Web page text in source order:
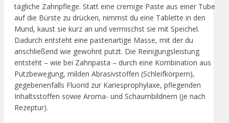
tägliche Zahnpflege. Statt eine cremige Paste aus einer Tube
auf die Bürste zu drücken, nimmst du eine Tablette in den
Mund, kaust sie kurz an und vermischst sie mit Speichel.
Dadurch entsteht eine pastenartige Masse, mit der du
anschließend wie gewohnt putzt. Die Reinigungsleistung
entsteht – wie bei Zahnpasta – durch eine Kombination aus
Putzbewegung, milden Abrasivstoffen (Schleifkörpern),
gegebenenfalls Fluorid zur Kariesprophylaxe, pflegenden
Inhaltsstoffen sowie Aroma- und Schaumbildnern (je nach
Rezeptur).